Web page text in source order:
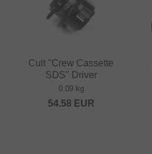
Cult "Crew Cassette
SDS" Driver
0.09 kg
54.58 EUR